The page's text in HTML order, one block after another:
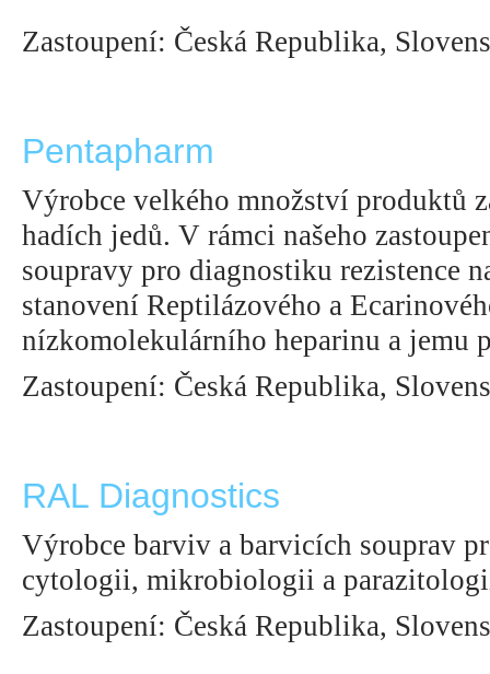
Zastoupení: Česká Republika,
Pentapharm
Výrobce velkého množství produktů
hadích jedů. V rámci našeho
soupravy pro diagnostiku rezistence
stanovení Reptilázového a
nízkomolekulárního heparinu a jemu
Zastoupení: Česká Republika,
RAL Diagnostics
Výrobce barviv a barvicích souprav
cytologii, mikrobiologii a
Zastoupení: Česká Republika,